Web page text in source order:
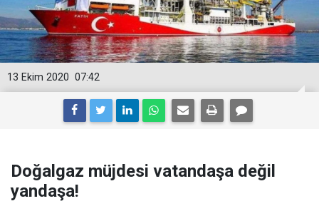
07:42
13 Ekim 2020
Doğalgaz müjdesi vatandaşa değil
yandaşa!